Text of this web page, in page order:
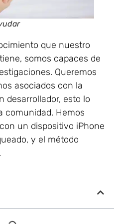
que nuestro
somos capaces de
Queremos
asociados con la
desarrollador, esto lo
comunidad. Hemos
un dispositivo iPhone
y el método